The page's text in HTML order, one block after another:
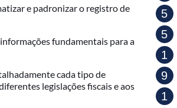
e padronizar o registro de
fundamentais para a
cada tipo de
legislações fiscais e aos
5
5
1
9
1